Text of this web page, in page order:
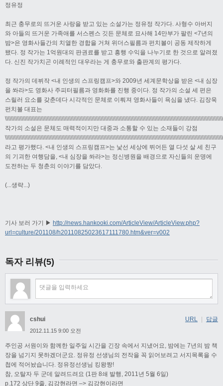
정유정
최근 충무로의 뜨거운 사랑을 받고 있는 소설가는 정유정 작가다. 사형수 아버지
와 아들의 뜨거운 가족애를 서스펜스 깃든 문체로 묘사해 14만부가 팔린 <7년의
밤>은 영화사들간의 치열한 경합을 거쳐 위더스필름과 펀치볼이 공동 제작하게
됐다. 정 작가는 1억원대의 판권료를 받고 흥행 수익을 나누기로 한 것으로 알려졌
다. 신진 작가치곤 이례적인 대우라는 게 충무로와 출판계의 평가다.
정 작가의 데뷔작 <내 인생의 스프링캠프>와 2009년 세계문학상을 받은 <내 심장
을 쏴라>도 영화사 주피터필름과 영화화를 진행 중이다. 정 작가의 소설 세 편은
스릴러 요소를 갖춘데다 시각적인 문체로 이뤄져 영화사들이 욕심을 냈다. 김장욱
펀치볼 대표는
작가의 소설은 문체도 매력적이지만 대중과 소통할 수 있는 소재들이 강점
라고 평가했다. <내 인생의 스프링캠프>는 낯선 세상에 뛰어든 열 다섯 살 세 친구
의 기괴한 여행담을, <내 심장을 쏴라>는 정신병원을 배경으로 자신들의 운명에
도전하는 두 청춘의 이야기를 담았다.
(...생략...)
기사 보러 가기 ▶ http://news.hankooki.com/ArticleView/ArticleView.php?
url=culture/201108/h20110825023617111780.htm&ver=v002
독자 리뷰(5)
cshui
2012.11.15 9:00 오전
주인공 서원이와 함께한 일주일 시간을 긴장 속에서 지냈어요, 밤에는 7년의 밤 책
장을 넘기지 못하겠더군요. 정유정 선생님의 전작을 꼭 읽어보려고 서지목록을 수
첩에 적어놨습니다. 정유정선생님 킹왕짱!
참, 오탈자 두 군데 알려드려요 (1판 8쇄 발행, 2011년 5월 6일)
p.172 상단 9줄, 김강현라면 –> 김강현이라면
URL | 답글